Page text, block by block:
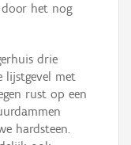
het nog
drie
lijstgevel met
rust op een
hardsteen.